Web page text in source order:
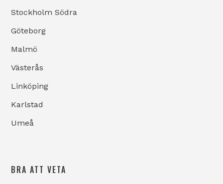
Stockholm Södra
Göteborg
Malmö
Västerås
Linköping
Karlstad
Umeå
BRA ATT VETA